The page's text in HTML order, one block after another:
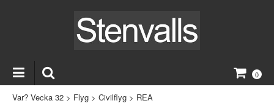
0
Var? Vecka 32 > Flyg > Civilflyg > REA